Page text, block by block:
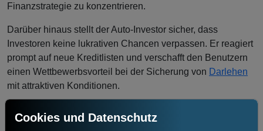
Finanzstrategie zu konzentrieren.
Darüber hinaus stellt der Auto-Investor sicher, dass
Investoren keine lukrativen Chancen verpassen. Er reagiert
prompt auf neue Kreditlisten und verschafft den Benutzern
einen Wettbewerbsvorteil bei der Sicherung von Darlehen
mit attraktiven Konditionen.
bietet Crowd4Cash auch die Möglichkeit, die
Cookies und Datenschutz